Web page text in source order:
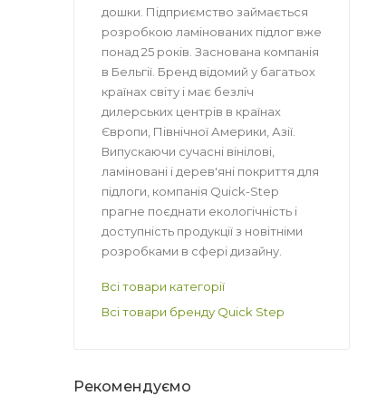
дошки. Підприємство займається
розробкою ламінованих підлог вже
понад 25 років. Заснована компанія
в Бельгії. Бренд відомий у багатьох
країнах світу і має безліч
дилерських центрів в країнах
Європи, Північної Америки, Азії.
Випускаючи сучасні вінілові,
ламіновані і дерев'яні покриття для
підлоги, компанія Quick-Step
прагне поєднати екологічність і
доступність продукції з новітніми
розробками в сфері дизайну.
Всі товари категорії
Всі товари бренду Quick Step
Рекомендуємо